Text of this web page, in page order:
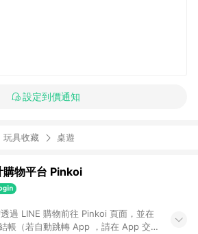
設定到價通知
玩具收藏 桌遊
購物平台 Pinkoi
過 LINE 購物前往 Pinkoi 頁面，並在
帳（若自動跳轉 App ，請在 App 交